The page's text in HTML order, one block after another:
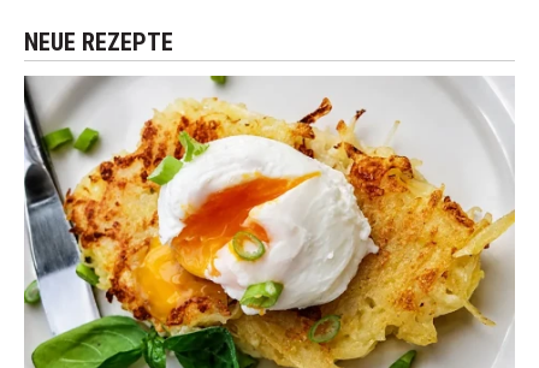
NEUE REZEPTE